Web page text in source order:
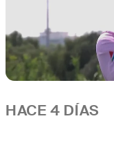
HACE 4 DÍAS